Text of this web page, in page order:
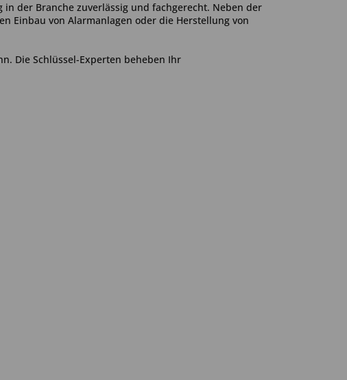
der Branche zuverlässig und fachgerecht. Neben der
Einbau von Alarmanlagen oder die Herstellung von
Die Schlüssel-Experten beheben Ihr